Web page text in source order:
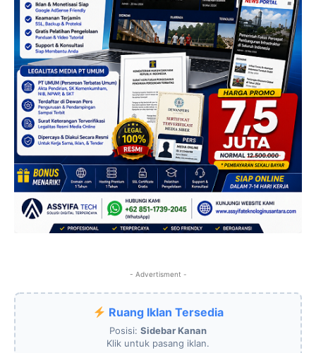
- Advertisment -
Ruang Iklan Tersedia
Posisi: Sidebar Kanan
Klik untuk pasang iklan.